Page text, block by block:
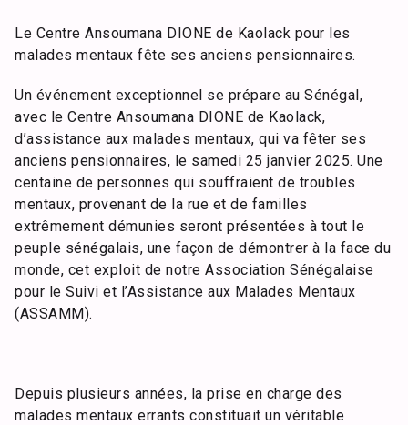
Le Centre Ansoumana DIONE de Kaolack pour les
malades mentaux fête ses anciens pensionnaires.
Un événement exceptionnel se prépare au Sénégal,
avec le Centre Ansoumana DIONE de Kaolack,
d’assistance aux malades mentaux, qui va fêter ses
anciens pensionnaires, le samedi 25 janvier 2025. Une
centaine de personnes qui souffraient de troubles
mentaux, provenant de la rue et de familles
extrêmement démunies seront présentées à tout le
peuple sénégalais, une façon de démontrer à la face du
monde, cet exploit de notre Association Sénégalaise
pour le Suivi et l’Assistance aux Malades Mentaux
(ASSAMM).
Depuis plusieurs années, la prise en charge des
malades mentaux errants constituait un véritable